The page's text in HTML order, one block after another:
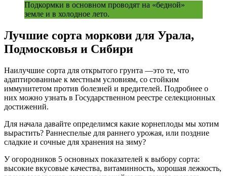
Подкормки в основном проводят на «бедной»
земле и в холодное лето.
Лучшие сорта моркови для Урала,
Подмосковья и Сибири
Наилучшие сорта для открытого грунта —это те, что
адаптированные к местным условиям, со стойким
иммунитетом против болезней и вредителей. Подробнее о
них можно узнать в Государственном реестре селекционных
достижений.
Для начала давайте определимся какие корнеплоды мы хотим
вырастить? Раннеспелые для раннего урожая, или поздние
сладкие и сочные для хранения на зиму?
У огородников 5 основных показателей к выбору сорта:
высокие вкусовые качества, витаминность, хорошая лежкость,